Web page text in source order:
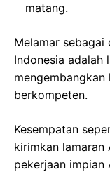
matang.
Melamar sebagai
Indonesia adalah
berkompeten.
Kesempatan
kirimkan lamaran
pekerjaan impian